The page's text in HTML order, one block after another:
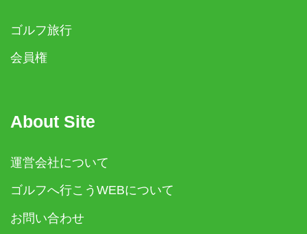
ゴルフ旅行
会員権
About Site
運営会社について
ゴルフへ行こうWEBについて
お問い合わせ